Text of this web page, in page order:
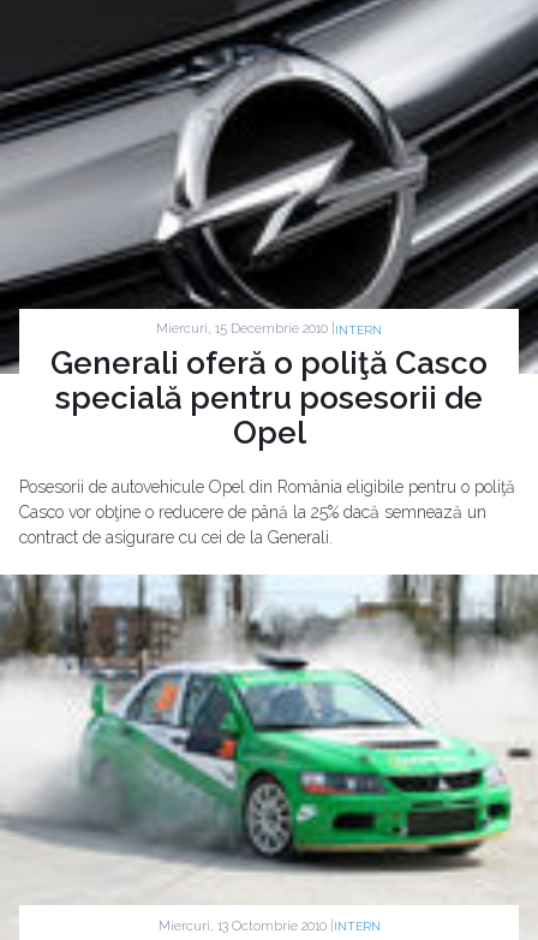
Miercuri, 15 Decembrie 2010 | INTERN
Generali oferă o poliţă Casco
specială pentru posesorii de
Opel
Posesorii de autovehicule Opel din România eligibile pentru o poliţă
Casco vor obţine o reducere de până la 25% dacă semnează un
contract de asigurare cu cei de la Generali.
Miercuri, 13 Octombrie 2010 | INTERN